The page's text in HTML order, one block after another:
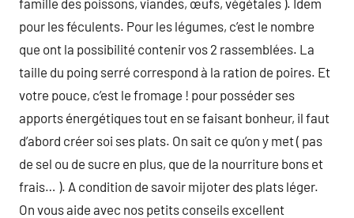
famille des poissons, viandes, œufs, végétales ). Idem
pour les féculents. Pour les légumes, c’est le nombre
que ont la possibilité contenir vos 2 rassemblées. La
taille du poing serré correspond à la ration de poires. Et
votre pouce, c’est le fromage ! pour posséder ses
apports énergétiques tout en se faisant bonheur, il faut
d’abord créer soi ses plats. On sait ce qu’on y met ( pas
de sel ou de sucre en plus, que de la nourriture bons et
frais… ). A condition de savoir mijoter des plats léger.
On vous aide avec nos petits conseils excellent